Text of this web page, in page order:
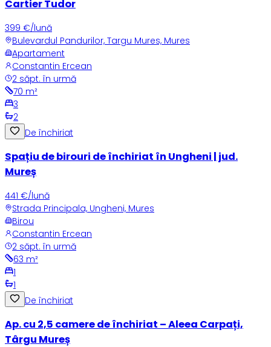
Cartier Tudor
399 €/lună
Bulevardul Pandurilor, Targu Mures, Mures
Apartament
Constantin Ercean
2 săpt. în urmă
70 m²
3
2
De închiriat
Spațiu de birouri de închiriat în Ungheni | jud.
Mureș
441 €/lună
Strada Principala, Ungheni, Mures
Birou
Constantin Ercean
2 săpt. în urmă
63 m²
1
1
De închiriat
Ap. cu 2,5 camere de închiriat – Aleea Carpați,
Târgu Mureș